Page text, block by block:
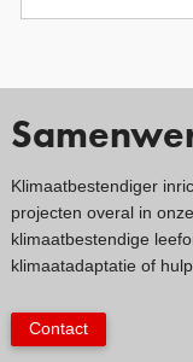
Klimaatbestendiger
projecten overal in
klimaatbestendige
klimaatadaptatie of
Contact